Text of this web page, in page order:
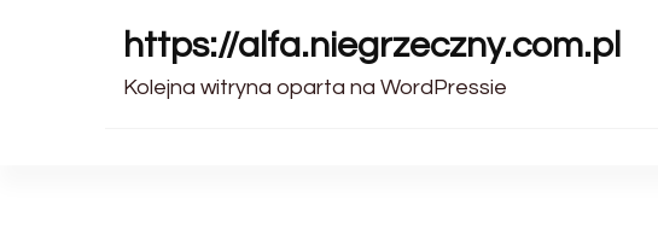
https://alfa.niegrzeczny.com.pl
Kolejna witryna oparta na WordPressie